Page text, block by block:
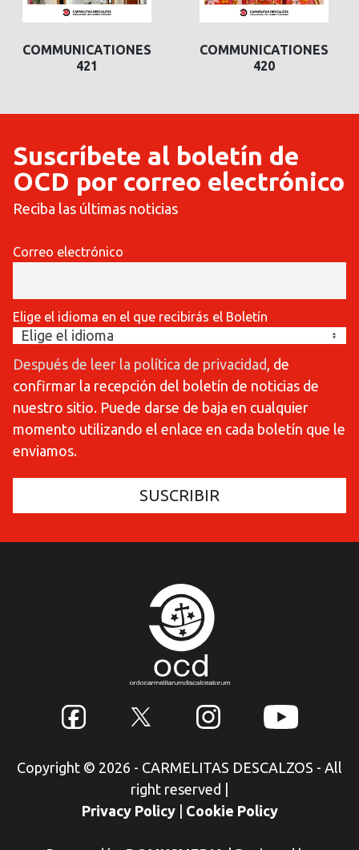
COMMUNICATIONES
421
COMMUNICATIONES
420
Suscríbete al boletín de
OCD por correo electrónico
Reciba las últimas noticias
Correo electrónico
Elige el idioma en el que recibirás el Boletín
Después de leer la política de privacidad, de
confirmar la recepción del boletín de noticias de
nuestro sitio. Puede darse de baja en cualquier
momento utilizando el enlace en cada boletín que le
enviamos.
Copyright © 2026 - CARMELITAS DESCALZOS - All
right reserved
Privacy Policy
Cookie Policy